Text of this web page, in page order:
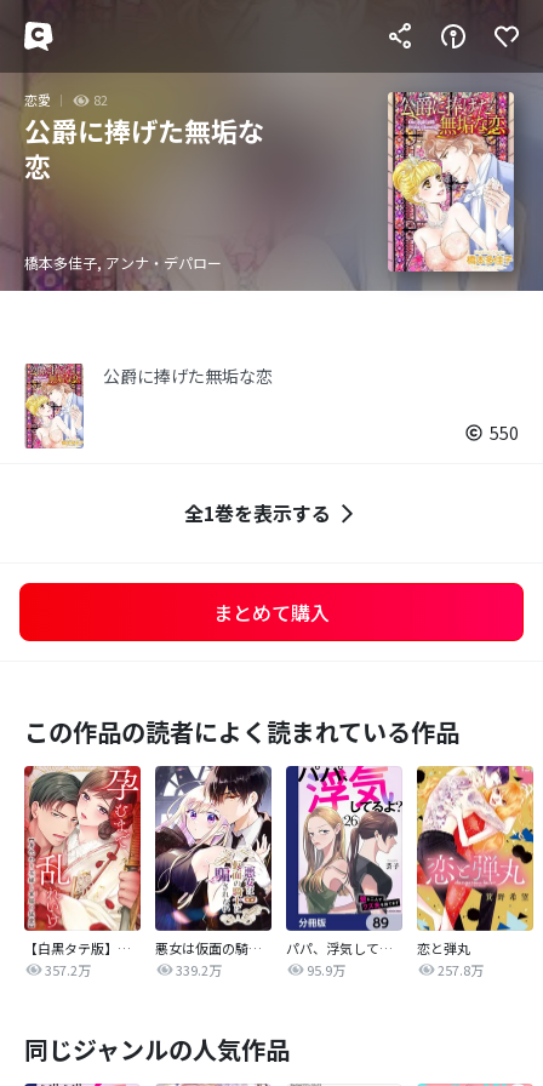
恋愛 82
公爵に捧げた無垢な
恋
橋本多佳子, アンナ・デパロー
公爵に捧げた無垢な恋
550
全1巻を表示する
まとめて購入
この作品の読者によく読まれている作品
【白黒タテ版】孕むまで乱れいけ～身代わり花嫁と軍服の猛愛
357.2万
悪女は仮面の騎士に騙されない
339.2万
パパ、浮気してるよ？娘と二人でクズ夫を捨てます【分冊版】
95.9万
恋と弾丸
257.8万
同じジャンルの人気作品